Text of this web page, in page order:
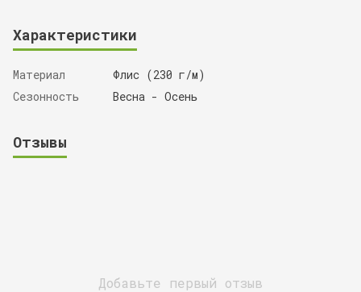
Характеристики
Материал
Флис (230 г/м)
Сезонность
Весна - Осень
Отзывы
Добавьте первый отзыв